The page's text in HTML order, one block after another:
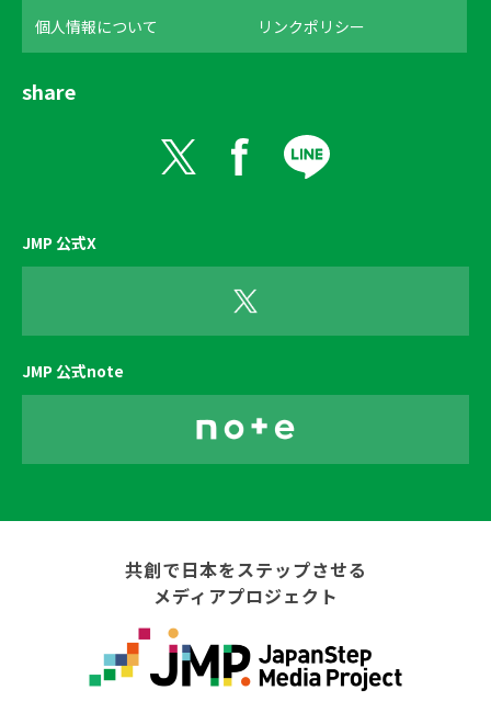
個人情報について リンクポリシー
share
JMP 公式X
JMP 公式note
共創で日本をステップさせる
メディアプロジェクト